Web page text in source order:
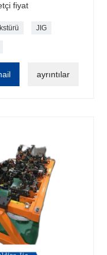
fiyat
JIG
ayrıntılar